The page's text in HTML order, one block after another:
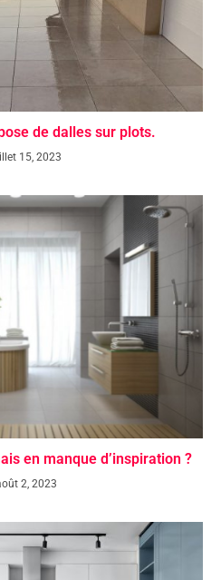
de dalles sur plots.
15, 2023
en manque d’inspiration ?
2, 2023